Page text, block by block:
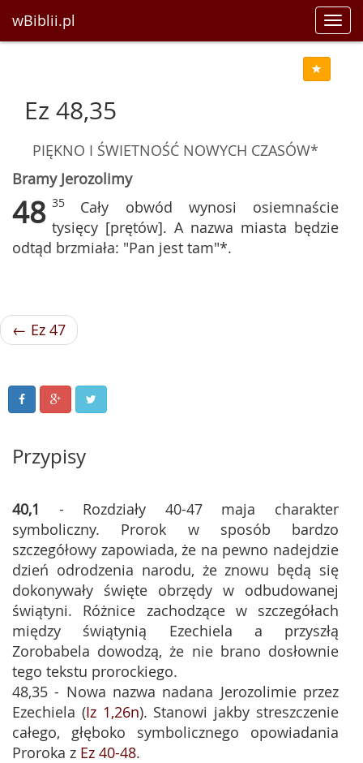
wBiblii.pl
Ez 48,35
PIĘKNO I ŚWIETNOŚĆ NOWYCH CZASÓW*
Bramy Jerozolimy
48 35 Cały obwód wynosi osiemnaście
tysięcy [prętów]. A nazwa miasta będzie
odtąd brzmiała: "Pan jest tam"*.
← Ez 47
Przypisy
40,1
- Rozdziały 40-47 maja charakter
symboliczny. Prorok w sposób bardzo
szczegółowy zapowiada, że na pewno nadejdzie
dzień odrodzenia narodu, że znowu będą się
dokonywały święte obrzędy w odbudowanej
świątyni. Różnice zachodzące w szczegółach
między świątynią Ezechiela a przyszłą
Zorobabela dowodzą, że nie brano dosłownie
tego tekstu prorockiego.
48,35 - Nowa nazwa nadana Jerozolimie przez
Ezechiela (Iz 1,26n). Stanowi jakby streszczenie
całego, głęboko symbolicznego opowiadania
Proroka z Ez 40-48.